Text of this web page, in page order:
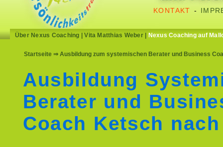
KONTAKT -
Über Nexus Coaching |Vita Matthias Weber| Nexus Coaching auf
Startseite ⇒ Ausbildung zum systemischen Berater und Business
Ausbildung
Berater und
Coach Ketsch nach